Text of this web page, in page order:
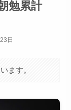
勉累計
日
ます。